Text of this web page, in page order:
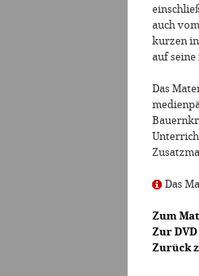
auch
kurzen
auf
Das
Das
Zum
Zur
Zurück